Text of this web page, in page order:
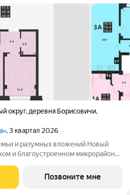
округ, деревня Борисовичи,
, 3 квартал 2026
и разумных вложений Новый
и благоустроенном микрорайоне
и всё необходимое для
монолитная
Позвоните мне